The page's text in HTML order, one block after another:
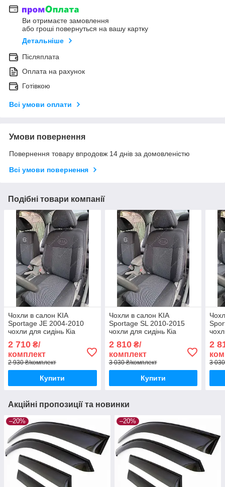
Ви отримаєте замовлення
або гроші повернуться на вашу картку
Детальніше
Післяплата
Оплата на рахунок
Готівкою
Всі умови оплати
Умови повернення
Повернення товару впродовж 14 днів за домовленістю
Всі умови повернення
Подібні товари компанії
Чохли в салон KIA
Sportage JE 2004-2010
чохли для сидінь Кіа
Sportage JE
2 710 ₴/
комплект
2 930 ₴/комплект
Купити
Чохли в салон KIA
Sportage SL 2010-2015
чохли для сидінь Кіа
Sportage SL
2 810₴/
комплект
3 030 ₴/комплект
Купити
2
3
Акційні пропозиції та новинки
–20% –20%